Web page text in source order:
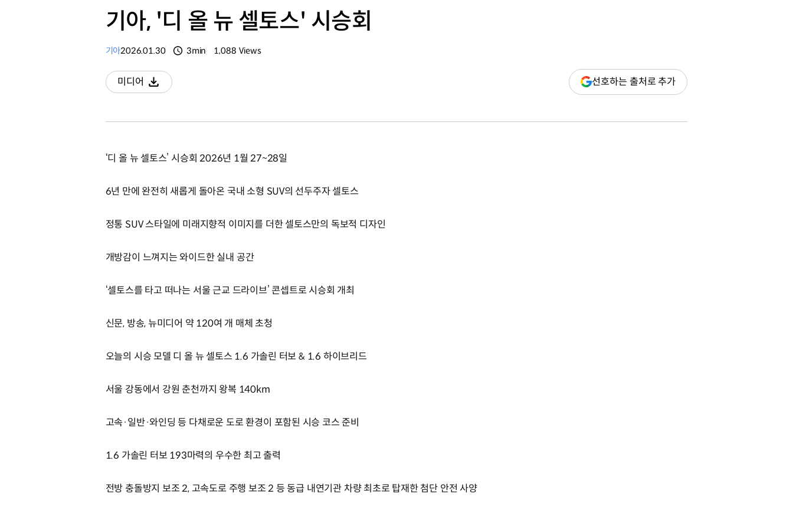
기아, '디 올 뉴 셀토스' 시승회
기아2026.01.30 3min 1,088 Views
미디어
다운로드
선호하는 출처로 추가(새
창
‘디 올 뉴 셀토스’ 시승회 2026년 1월 27~28일
6년 만에 완전히 새롭게 돌아온 국내 소형 SUV의 선두주자 셀토스
정통 SUV 스타일에 미래지향적 이미지를 더한 셀토스만의 독보적 디자인
개방감이 느껴지는 와이드한 실내 공간
‘셀토스를 타고 떠나는 서울 근교 드라이브’ 콘셉트로 시승회 개최
신문, 방송, 뉴미디어 약 120여 개 매체 초청
오늘의 시승 모델 디 올 뉴 셀토스 1.6 가솔린 터보 & 1.6 하이브리드
서울 강동에서 강원 춘천까지 왕복 140km
고속·일반·와인딩 등 다채로운 도로 환경이 포함된 시승 코스 준비
1.6 가솔린 터보 193마력의 우수한 최고 출력
전방 충돌방지 보조 2, 고속도로 주행 보조 2 등 동급 내연기관 차량 최초로 탑재한 첨단 안전 사양